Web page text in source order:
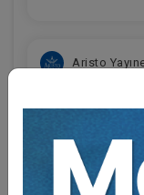
Aristo
Eğitmen